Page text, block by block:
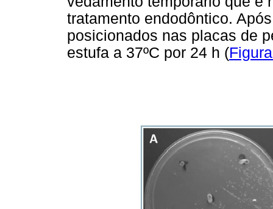
tratamento endodôntico.
posicionados nas placas de
estufa a 37ºC por 24 h (